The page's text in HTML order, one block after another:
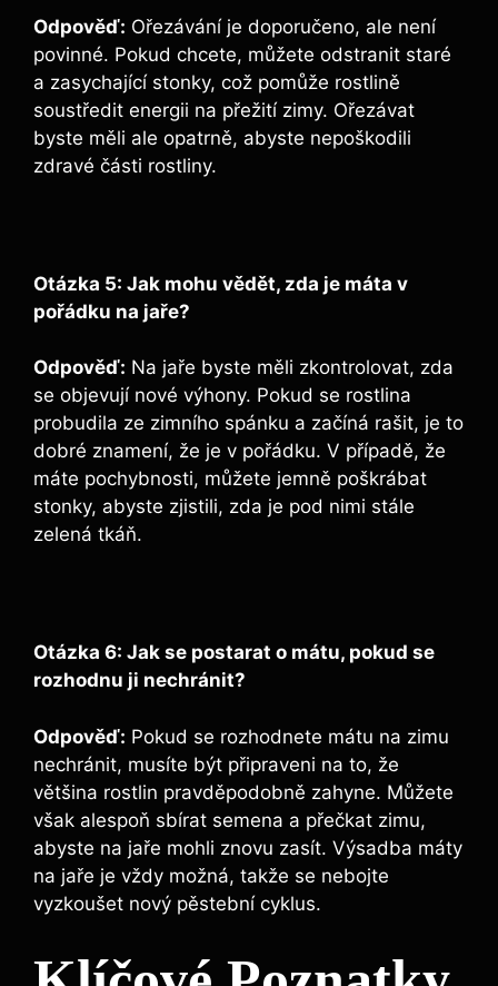
Odpověď: Ořezávání je doporučeno, ale není
povinné. Pokud chcete, můžete odstranit staré
a zasychající stonky, což pomůže rostlině
soustředit energii na přežití zimy. Ořezávat
byste měli ale opatrně, abyste nepoškodili
zdravé části rostliny.
Otázka 5: Jak mohu vědět, zda je máta v
pořádku na jaře?
Odpověď: Na jaře byste měli zkontrolovat, zda
se objevují nové výhony. Pokud se rostlina
probudila ze zimního spánku a začíná rašit, je to
dobré znamení, že je v pořádku. V případě, že
máte pochybnosti, můžete jemně poškrábat
stonky, abyste zjistili, zda je pod nimi stále
zelená tkáň.
Otázka 6: Jak se postarat o mátu, pokud se
rozhodnu ji nechránit?
Odpověď: Pokud se rozhodnete mátu na zimu
nechránit, musíte být připraveni na to, že
většina rostlin pravděpodobně zahyne. Můžete
však alespoň sbírat semena a přečkat zimu,
abyste na jaře mohli znovu zasít. Výsadba máty
na jaře je vždy možná, takže se nebojte
vyzkoušet nový pěstební cyklus.